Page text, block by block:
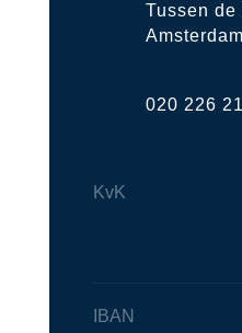
Tussen de
Amsterdam
020 226
KvK
IBAN